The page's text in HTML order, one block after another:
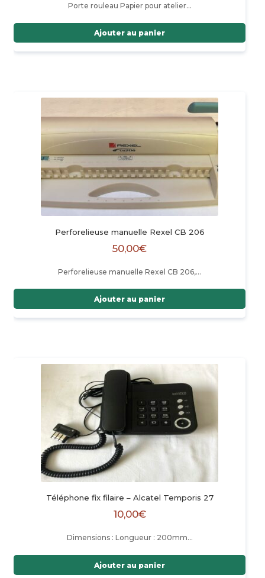
Porte rouleau Papier pour atelier…
Ajouter au panier
Perforelieuse manuelle Rexel CB 206
50,00€
Perforelieuse manuelle Rexel CB 206,…
Ajouter au panier
Téléphone fix filaire – Alcatel Temporis 27
10,00€
Dimensions : Longueur : 200mm…
Ajouter au panier